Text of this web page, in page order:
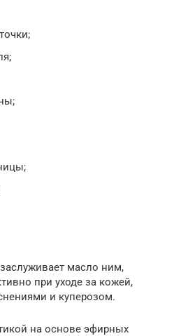
масло ним,
при уходе за кожей,
и куперозом.
на основе эфирных